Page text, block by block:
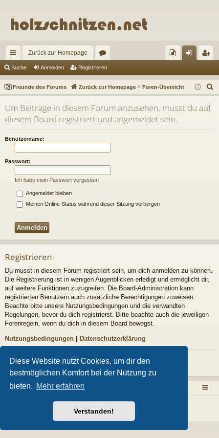
Diese Website nutzt Cookies, um dir den
bestmöglichen Komfort bei der Nutzung zu
bieten. Mehr erfahren
Verstanden!
ch
ne
llz
ug
Zurück zur Homepage
or
en un
de
de
m
el
de
ist
rie
re
Suche Anmelden Registrieren
Freunde des Forums Zurück zur Homepage Foren-Übersicht
u
Um Beiträge in diesem Forum anzusehen, musst du auf
diesem Board registriert und angemeldet sein.
Benutzername:
Passwort:
Ich habe mein Passwort vergessen
Angemeldet bleiben
Meinen Online-Status während dieser Sitzung verbergen
Registrieren
Du musst in diesem Forum registriert sein, um dich anmelden zu können.
Die Registrierung ist in wenigen Augenblicken erledigt und ermöglicht dir,
auf weitere Funktionen zuzugreifen. Die Board-Administration kann
registrierten Benutzern auch zusätzliche Berechtigungen zuweisen.
Beachte bitte unsere Nutzungsbedingungen und die verwandten
Regelungen, bevor du dich registrierst. Bitte beachte auch die jeweiligen
Forenregeln, wenn du dich in diesem Board bewegst.
Nutzungsbedingungen Datenschutzerklärung
Registrieren
Zurück zur Homepage Foren-Übersicht
Powered byphpBB® Forum Software © phpBB Limited
Arty
- Aktualisieren phpBB 3.2 von MrGaby
Deutsche Übersetzung durch